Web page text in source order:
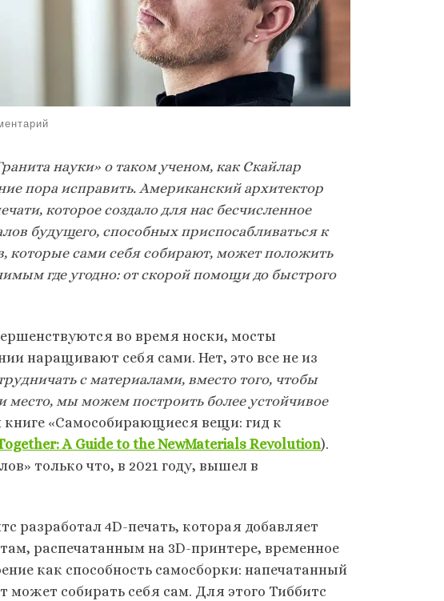
науки» о таком ученом, как Скайлар
пора исправить. Американский архитектор
которое создало для нас бесчисленное
будущего, способных приспосабливаться к
сами себя собирают, может положить
где угодно: от скорой помощи до быстрого
во время носки, мосты
наращивают себя сами. Нет, это все не из
с материалами, вместо того, чтобы
место, мы можем построить более устойчивое
«Самособирающиеся вещи: гид к
A Guide to the NewMaterials Revolution).
только что, в 2021 году, вышел в
разработал 4D-печать, которая добавляет
распечатанным на 3D-принтере, временное
как способность самосборки: напечатанный
может собирать себя сам. Для этого Тиббитс